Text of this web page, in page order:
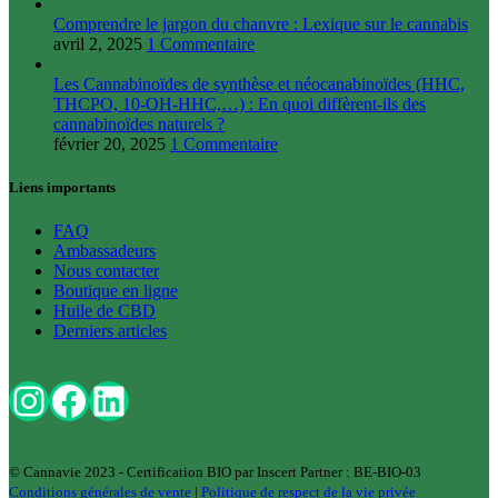
Comprendre le jargon du chanvre : Lexique sur le cannabis
avril 2, 2025 1 Commentaire
Les Cannabinoïdes de synthèse et néocanabinoïdes (HHC,
THCPO, 10-OH-HHC,…) : En quoi diffèrent-ils des
cannabinoïdes naturels ?
février 20, 2025 1 Commentaire
Liens importants
FAQ
Ambassadeurs
Nous contacter
Boutique en ligne
Huile de CBD
Derniers articles
Instagram
Facebook
LinkedIn
© Cannavie 2023 - Certification BIO par Inscert Partner : BE-BIO-03
Conditions générales de vente | Politique de respect de la vie privée